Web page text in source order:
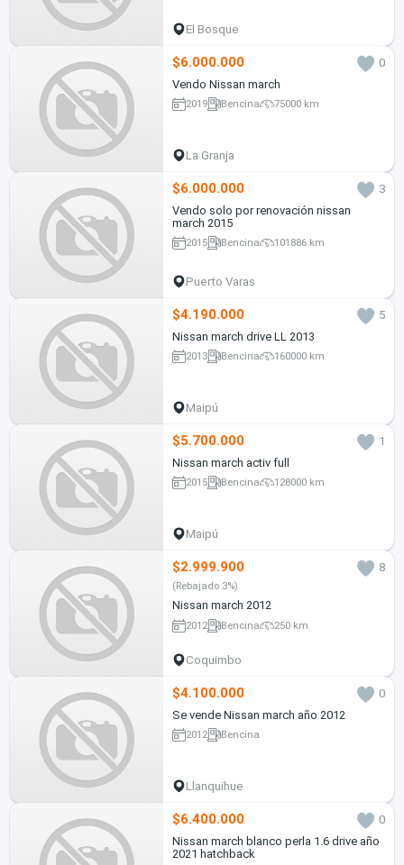
El Bosque
$6.000.000
0
Vendo Nissan march
2019 Bencina 75000 km
La Granja
$6.000.000
3
Vendo solo por renovación nissan
march 2015
2015 Bencina 101886 km
Puerto Varas
$4.190.000
5
Nissan march drive LL 2013
2013 Bencina 160000 km
Maipú
$5.700.000
1
Nissan march activ full
2015 Bencina 128000 km
Maipú
$2.999.900 8
(Rebajado 3%)
Nissan march 2012
2012 Bencina 250 km
Coquimbo
$4.100.000
0
Se vende Nissan march año 2012
2012 Bencina
Llanquihue
$6.400.000
0
Nissan march blanco perla 1.6 drive año
2021 hatchback